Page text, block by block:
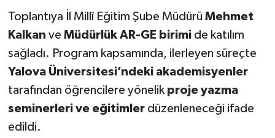
Toplantıya İl Millî Eğitim Şube Müdürü Mehmet
Kalkan ve Müdürlük AR-GE birimide katılım
sağladı. Program kapsamında, ilerleyen süreçte
Yalova Üniversitesi’ndeki akademisyenler
tarafından öğrencilere yönelik proje yazma
seminerleri ve eğitimlerdüzenleneceği ifade
edildi.